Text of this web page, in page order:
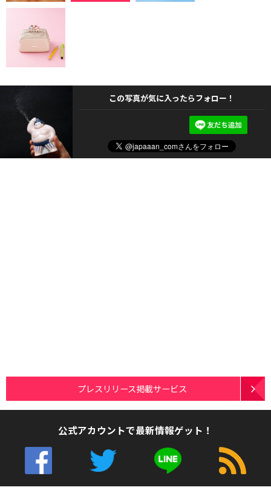
この写真が気に入ったらフォロー！
プレスリリース掲載サービス
公式アカウントで最新情報ゲット！